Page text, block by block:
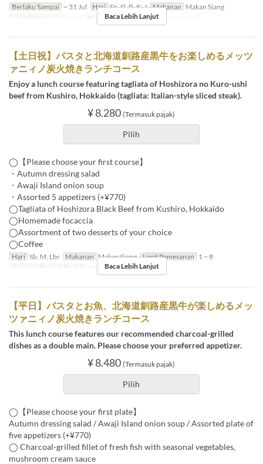
Berlaku Sampai ~ 31 Jul Hari Sn, Sl, R, K, J Makanan Makan Siang
Limit Pemesanan
1 ~ 8 Kategori Tempat Duduk Restaurant
Baca Lebih Lanjut
【土日祝】パスタと北海道釧路産黒牛をお楽しめるメッツ
ァニィノ炭火焼きランチコース
Enjoy a lunch course featuring tagliata of Hoshizora no Kuro-ushi
beef from Kushiro, Hokkaido (tagliata: Italian-style sliced steak).
¥ 8.280 (Termasuk pajak)
Pilih
◯【Please choose your first course】
・Autumn dressing salad
・Awaji Island onion soup
・Assorted 5 appetizers (+¥770)
◯Tagliata of Hoshizora Black Beef from Kushiro, Hokkaido
◯Homemade focaccia
◯Assortment of two desserts of your choice
◯Coffee
Hari Sb, M, Lbr Makanan Makan Siang Limit Pemesanan 1 ~ 8
Kategori Tempat Duduk
Restaurant
Baca Lebih Lanjut
【平日】パスタとお魚、北海道釧路産黒牛が楽しめるメッ
ツァニィノ炭火焼きランチコース
This lunch course features our recommended charcoal-grilled
dishes as a double main. Please choose your preferred appetizer.
¥ 8.480 (Termasuk pajak)
Pilih
◯【Please choose your first plate】
Autumn dressing salad / Awaji Island onion soup / Assorted plate of
five appetizers (+¥770)
◯ Charcoal-grilled fillet of fresh fish with seasonal vegetables,
mushroom cream sauce